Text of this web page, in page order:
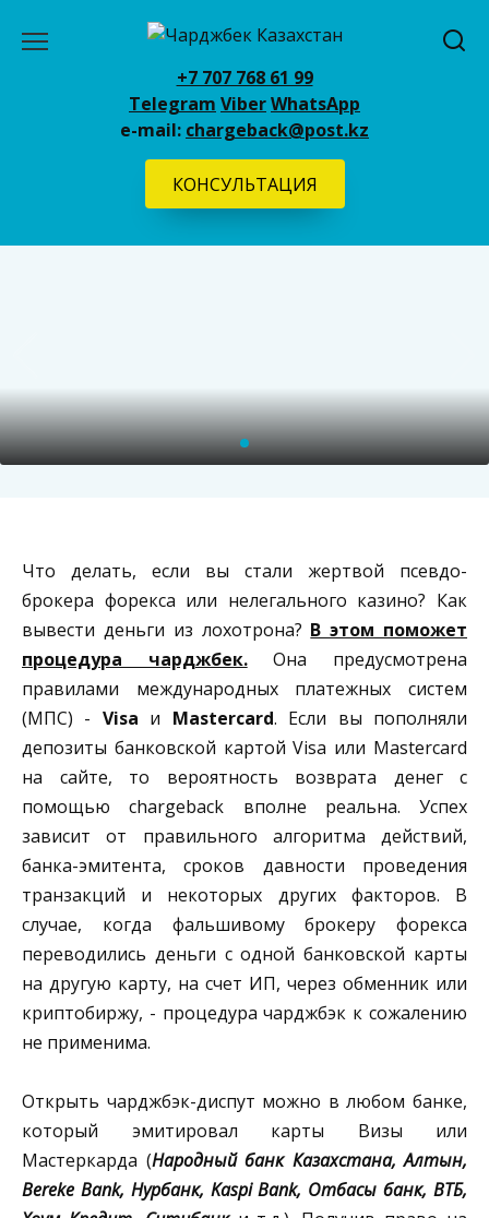
+7 707 768 61 99
Telegram ViberWhatsApp
e-mail: chargeback@post.kz
КОНСУЛЬТАЦИЯ
Что делать, если вы стали жертвой псевдо-
брокера форекса или нелегального казино? Как
вывести деньги из лохотрона? В этом поможет
процедура чарджбек.Она предусмотрена
правилами международных платежных систем
(МПС) - Visa и Mastercard. Если вы пополняли
депозиты банковской картой Visa или Mastercard
на сайте, то вероятность возврата денег с
помощью chargeback вполне реальна. Успех
зависит от правильного алгоритма действий,
банка-эмитента, сроков давности проведения
транзакций и некоторых других факторов. В
случае, когда фальшивому брокеру форекса
переводились деньги с одной банковской карты
на другую карту, на счет ИП, через обменник или
криптобиржу, - процедура чарджбэк к сожалению
не применима.
Открыть чарджбэк-диспут можно в любом банке,
который эмитировал карты Визы или
Мастеркарда (Народный банк Казахстана, Алтын,
Bereke Bank, Нурбанк, Kaspi Bank, Отбасы банк, ВТБ,